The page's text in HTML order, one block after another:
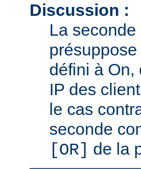
Discussion :
La
défini à On,
IP des
le cas
seconde
[OR]
de la